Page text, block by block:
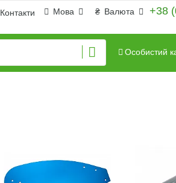
+38
₴ Валюта
Мова
Контакти
Особистий